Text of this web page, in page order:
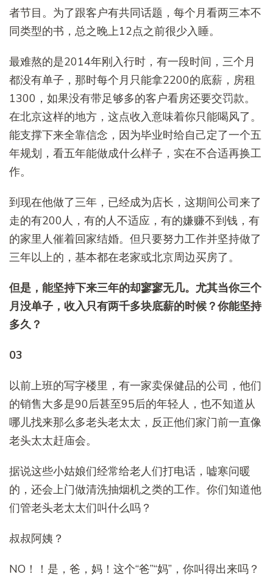
者节目。为了跟客户有共同话题，每个月看两三本不
同类型的书，总之晚上12点之前很少入睡。
最难熬的是2014年刚入行时，有一段时间，三个月
都没有单子，那时每个月只能拿2200的底薪，房租
1300，如果没有带足够多的客户看房还要交罚款。
在北京这样的地方，这点收入意味着你只能喝风了。
能支撑下来全靠信念，因为毕业时给自己定了一个五
年规划，看五年能做成什么样子，实在不合适再换工
作。
到现在他做了三年，已经成为店长，这期间公司来了
走的有200人，有的人不适应，有的嫌赚不到钱，有
的家里人催着回家结婚。但只要努力工作并坚持做了
三年以上的，基本都在老家或北京周边买房了。
但是，能坚持下来三年的却寥寥无几。尤其当你三个
月没单子，收入只有两千多块底薪的时候？你能坚持
多久？
03
以前上班的写字楼里，有一家卖保健品的公司，他们
的销售大多是90后甚至95后的年轻人，也不知道从
哪儿找来那么多老头老太太，反正他们家门前一直像
老头太太赶庙会。
据说这些小姑娘们经常给老人们打电话，嘘寒问暖
的，还会上门做清洗抽烟机之类的工作。你们知道他
们管老头老太太们叫什么吗？
叔叔阿姨？
NO！！是，爸，妈！这个“爸”“妈”，你叫得出来吗？